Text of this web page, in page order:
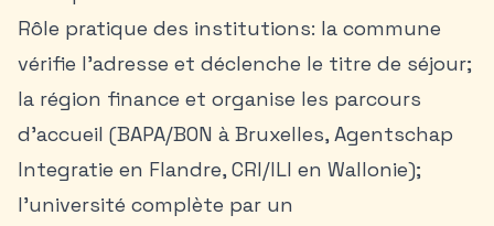
Rôle pratique des institutions: la commune
vérifie l’adresse et déclenche le titre de séjour;
la région finance et organise les parcours
d’accueil (BAPA/BON à Bruxelles, Agentschap
Integratie en Flandre, CRI/ILI en Wallonie);
l’université complète par un